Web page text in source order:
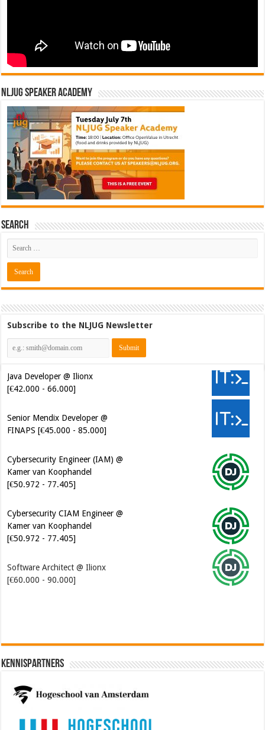
NLJUG Speaker Academy
Search
Subscribe to the NLJUG Newsletter
Java Developer @ Ilionx
[€42.000 - 66.000]
Senior Mendix Developer @
FINAPS [€45.000 - 85.000]
Cybersecurity Engineer (IAM) @
Kamer van Koophandel
[€50.972 - 77.405]
Cybersecurity CIAM Engineer @
Kamer van Koophandel
[€50.972 - 77.405]
Software Architect @ Ilionx
[€60.000 - 90.000]
Kennispartners